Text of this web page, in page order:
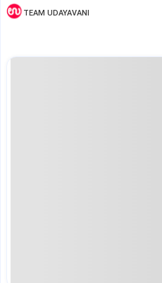
TEAM UDAYAVANI